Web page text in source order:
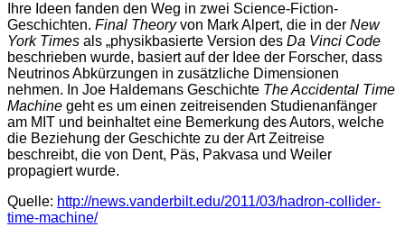
Ihre Ideen fanden den Weg in zwei Science-Fiction-
Geschichten. Final Theoryvon Mark Alpert, die in der New
York Times als „physikbasierte Version des Da Vinci Code
beschrieben wurde, basiert auf der Idee der Forscher, dass
Neutrinos Abkürzungen in zusätzliche Dimensionen
nehmen. In Joe Haldemans Geschichte The Accidental Time
Machine geht es um einen zeitreisenden Studienanfänger
am MIT und beinhaltet eine Bemerkung des Autors, welche
die Beziehung der Geschichte zu der Art Zeitreise
beschreibt, die von Dent, Päs, Pakvasa und Weiler
propagiert wurde.
Quelle: http://news.vanderbilt.edu/2011/03/hadron-collider-
time-machine/